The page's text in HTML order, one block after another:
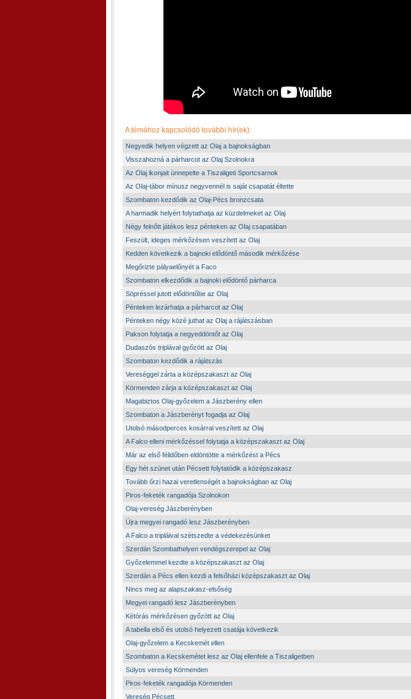
A témához kapcsolódó további hír(ek):
Negyedik helyen végzett az Olaj a bajnokságban
Visszahozná a párharcot az Olaj Szolnokra
Az Olaj ikonjait ünnepelte a Tiszaligeti Sportcsarnok
Az Olaj-tábor mínusz negyvennél is saját csapatát éltette
Szombaton kezdődik az Olaj-Pécs bronzcsata
A harmadik helyért folytathatja az küzdelmeket az Olaj
Négy felnőtt játékos lesz pénteken az Olaj csapatában
Feszült, ideges mérkőzésen veszített az Olaj
Kedden következik a bajnoki elődöntő második mérkőzése
Megőrizte pályaelőnyét a Faco
Szombaton elkezdődik a bajnoki elődöntő párharca
Söpréssel jutott elődöntőbe az Olaj
Pénteken lezárhatja a párharcot az Olaj
Pénteken négy közé juthat az Olaj a rájátszásban
Pakson folytatja a negyeddöntőt az Olaj
Dudaszós triplával győzött az Olaj
Szombaton kezdődik a rájátszás
Vereséggel zárta a középszakaszt az Olaj
Körmenden zárja a középszakaszt az Olaj
Magabiztos Olaj-győzelem a Jászberény ellen
Szombaton a Jászberényt fogadja az Olaj
Utolsó másodperces kosárral veszített az Olaj
A Falco elleni mérkőzéssel folytatja a középszakaszt az Olaj
Már az első félidőben eldöntötte a mérkőzést a Pécs
Egy hét szünet után Pécsett folytatódik a középszakasz
Tovább őrzi hazai veretlenségét a bajnokságban az Olaj
Piros-feketék rangadója Szolnokon
Olaj-vereség Jászberényben
Újra megyei rangadó lesz Jászberényben
A Falco a tripláival szétszedte a védekezésünket
Szerdán Szombathelyen vendégszerepel az Olaj
Győzelemmel kezdte a középszakaszt az Olaj
Szerdán a Pécs ellen kezdi a felsőházi középszakaszt az Olaj
Nincs meg az alapszakasz-elsőség
Megyei rangadó lesz Jászberényben
Kétórás mérkőzésen győzött az Olaj
A tabella első és utolsó helyezett csatája következik
Olaj-győzelem a Kecskemét ellen
Szombaton a Kecskemétet lesz az Olaj ellenfele a Tiszaligetben
Súlyos vereség Körmenden
Piros-feketék rangadója Körmenden
Vereség Pécsett